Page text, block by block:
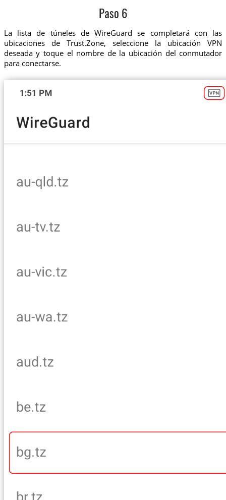
Paso 6
La lista de túneles de WireGuard se completará con las
ubicaciones de Trust.Zone, seleccione la ubicación VPN
deseada y toque el nombre de la ubicación del conmutador
para conectarse.